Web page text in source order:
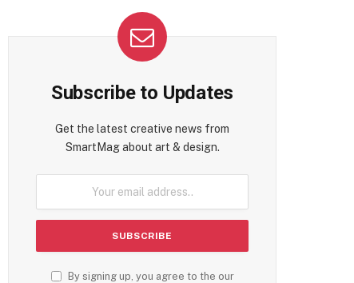
Subscribe to Updates
Get the latest creative news from
SmartMag about art & design.
By signing up, you agree to the our